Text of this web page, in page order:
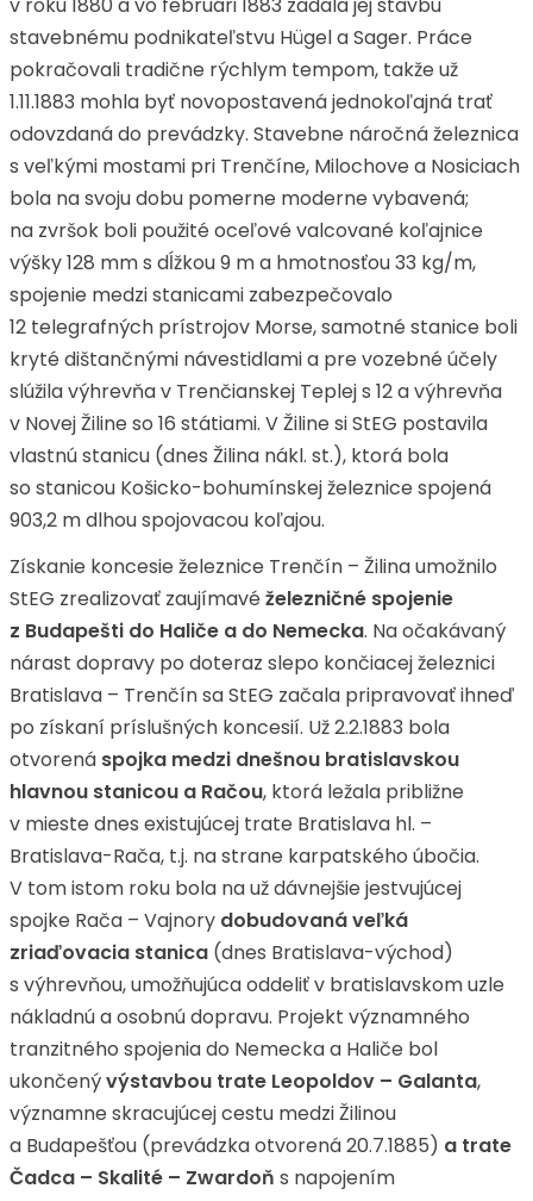
stavebnému podnikateľstvu Hügel a Sager. Práce
pokračovali tradične rýchlym tempom, takže už
1.11.1883 mohla byť novopostavená jednokoľajná trať
odovzdaná do prevádzky. Stavebne náročná železnica
s veľkými mostami pri Trenčíne, Milochove a Nosiciach
bola na svoju dobu pomerne moderne vybavená;
na zvršok boli použité oceľové valcované koľajnice
výšky 128 mm s dĺžkou 9 m a hmotnosťou 33 kg/m,
spojenie medzi stanicami zabezpečovalo
12 telegrafných prístrojov Morse, samotné stanice boli
kryté dištančnými návestidlami a pre vozebné účely
slúžila výhrevňa v Trenčianskej Teplej s 12 a výhrevňa
v Novej Žiline so 16 státiami. V Žiline si StEG postavila
vlastnú stanicu (dnes Žilina nákl. st.), ktorá bola
so stanicou Košicko-bohumínskej železnice spojená
903,2 m dlhou spojovacou koľajou.
Získanie koncesie železnice Trenčín – Žilina umožnilo
StEG zrealizovať zaujímavé železničné spojenie
z Budapešti do Haliče a do Nemecka. Na očakávaný
nárast dopravy po doteraz slepo končiacej železnici
Bratislava – Trenčín sa StEG začala pripravovať ihneď
po získaní príslušných koncesií. Už 2.2.1883 bola
otvorená spojka medzi dnešnou bratislavskou
hlavnou stanicou a Račou, ktorá ležala približne
v mieste dnes existujúcej trate Bratislava hl. –
Bratislava-Rača, t.j. na strane karpatského úbočia.
V tom istom roku bola na už dávnejšie jestvujúcej
spojke Rača – Vajnory dobudovaná veľká
zriaďovacia stanica (dnes Bratislava-východ)
s výhrevňou, umožňujúca oddeliť v bratislavskom uzle
nákladnú a osobnú dopravu. Projekt významného
tranzitného spojenia do Nemecka a Haliče bol
ukončenývýstavbou trate Leopoldov – Galanta,
významne skracujúcej cestu medzi Žilinou
a Budapešťou (prevádzka otvorená 20.7.1885) a trate
Čadca – Skalité – Zwardoň s napojením